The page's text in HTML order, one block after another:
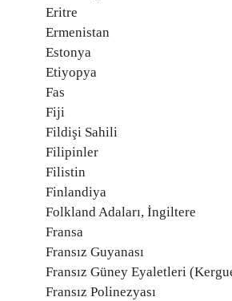
Eritre
Ermenistan
Estonya
Etiyopya
Fas
Fiji
Fildişi Sahili
Filipinler
Filistin
Finlandiya
Folkland Adaları, İngiltere
Fransa
Fransız Guyanası
Fransız Güney Eyaletleri
Fransız Polinezyası